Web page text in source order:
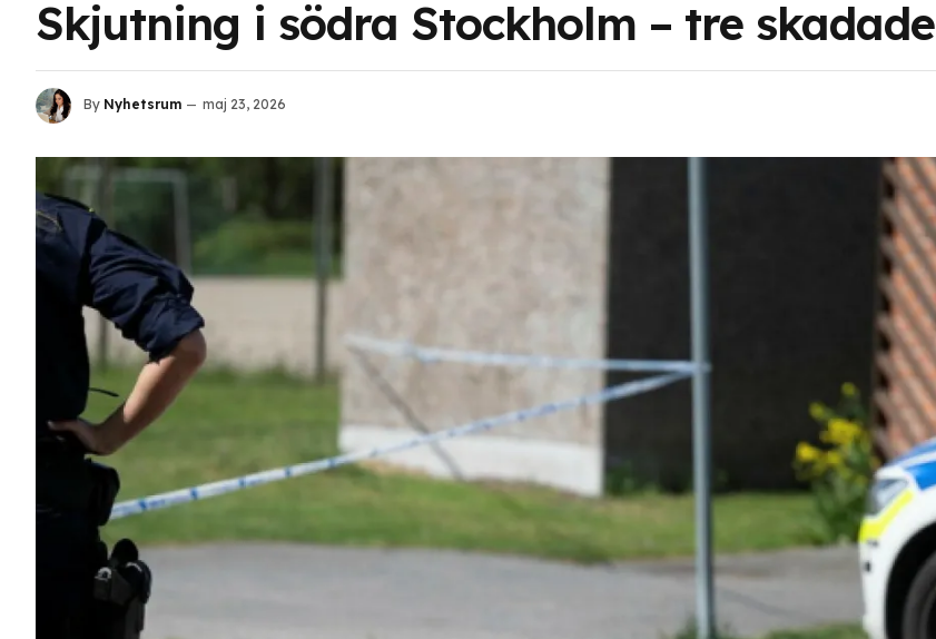
Skjutning i södra Stockholm – tre skadade
By Nyhetsrum maj 23, 2026